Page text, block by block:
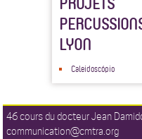
LYON
Caleidoscópio
46 cours du docteur Jean
communication@cmtra.org